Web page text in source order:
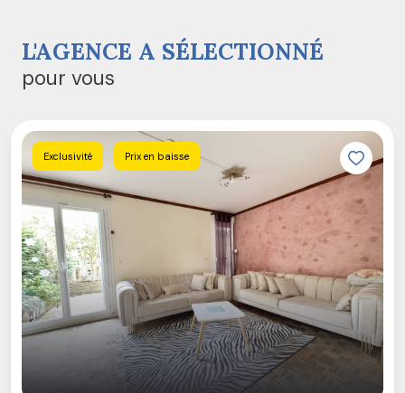
L'AGENCE A SÉLECTIONNÉ
pour vous
Exclusivité Prix en baisse